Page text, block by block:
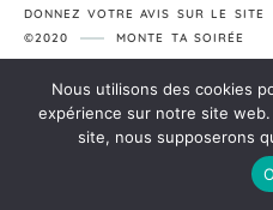
DONNEZ VOTRE AVIS SUR LE SITE
©2020
MONTE TA SOIRÉE
Nous utilisons des cookies
expérience sur notre site
site, nous supposerons